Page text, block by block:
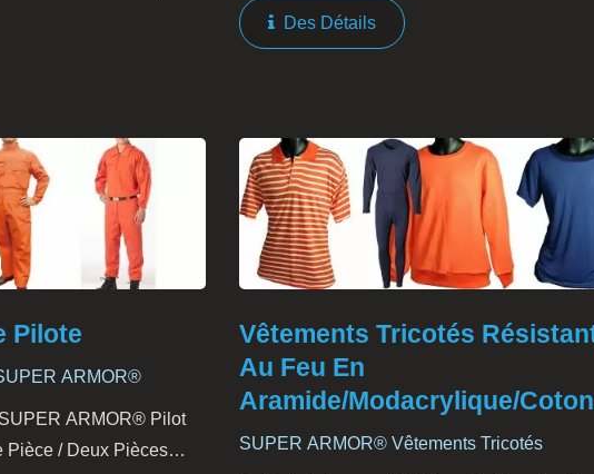
Sidérurgique,
Oxydées Et De Fibres D'aramide. L'excellente
Performance De Résistance...
Des Détails
Pilote
ARMOR®
ARMOR® Pilot
Pièce / Deux Pièces
Vêtements Tricotés
Au Feu En
Aramide/modacrylique/coton
SUPER ARMOR® Vêtements Tricotés